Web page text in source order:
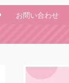
お問い合わせ